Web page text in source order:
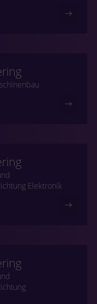
Elektronik